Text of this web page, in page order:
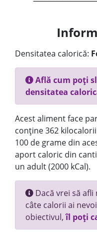
Densitatea calorică:
Află cum poți
densitatea
Acest aliment face
conține 362
100 de grame din
aport caloric din
un adult (2000 kCal).
Dacă vrei să
câte calorii ai
obiectivul,îl poți